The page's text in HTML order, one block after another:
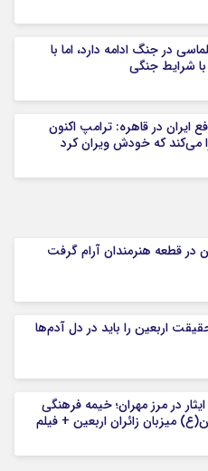
در جنگ ادامه دارد، اما با
شرایط جنگی
ایران در قاهره: ترامپ اکنون
می‌کند که خودش ویران کرد
در قطعه هنرمندان آرام گرفت
اربعین را باید در دل آدم‌ها
در مرز مهران؛ خیمه فرهنگی
میزبان زائران اربعین + فیلم